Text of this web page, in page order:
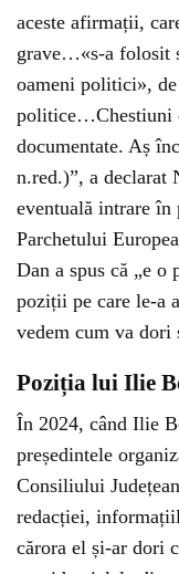
aceste afirmații,
grave…«s-a folosit
oameni politici»,
politice…Chestiuni
documentate. Aș
n.red.)”, a declarat
eventuală intrare în
Parchetului
Dan a spus că „e o
poziții pe care le-a
vedem cum va dori
Poziția lui Ilie
În 2024, când Ilie
președintele
Consiliului
redacției,
cărora el și-ar dori